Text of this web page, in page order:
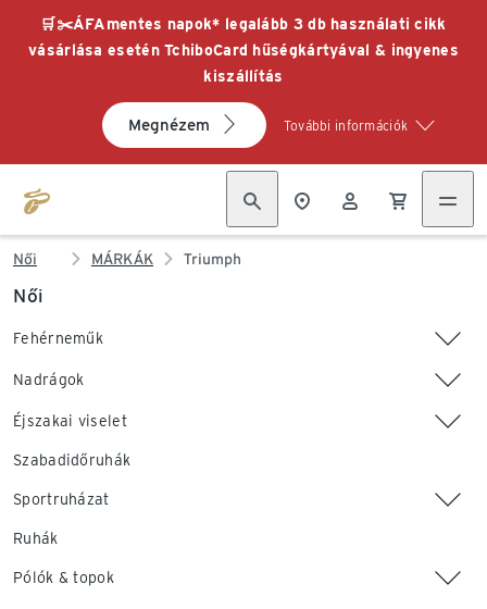
🛒✂️ÁFAmentes napok* legalább 3 db használati cikk
vásárlása esetén TchiboCard hűségkártyával & ingyenes
kiszállítás
Megnézem További információk
Női MÁRKÁK Triumph
Női
Fehérneműk
Nadrágok
Éjszakai viselet
Szabadidőruhák
Sportruházat
Ruhák
Pólók & topok